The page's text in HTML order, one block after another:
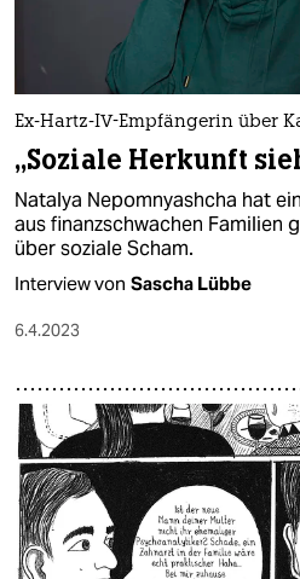
Ex-Hartz-IV-Empfängerin über
„Soziale Herkunft
Natalya Nepomnyashcha hat
aus finanzschwachen Familien
über soziale Scham.
Interview von Sascha Lübbe
6.4.2023